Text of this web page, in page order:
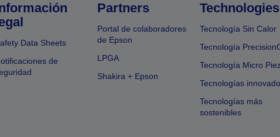
Data Sheets
de
Partners
Portal de colaboradores
de Epson
LPGA
Shakira + Epson
Technologies
Tecnología Sin Calor
Tecnología
Tecnología Micro
Tecnologías
Tecnologías más
sostenibles